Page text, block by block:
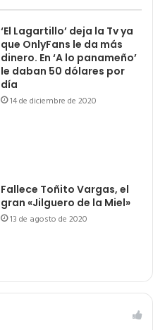
‘El Lagartillo’ deja la Tv ya
que OnlyFans le da más
dinero. En ‘A lo panameño’
le daban 50 dólares por
día
14 de diciembre de 2020
Fallece Toñito Vargas, el
gran «Jilguero de la Miel»
13 de agosto de 2020